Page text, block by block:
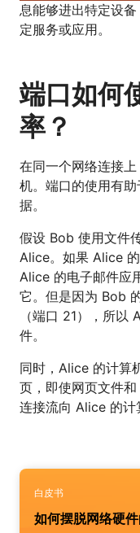
息能够进出特定设
定服务或应用。
端口如何
率？
在同一个网络连接
机。端口的使用有
据。
假设 Bob 使用文件
Alice。如果 Alice
Alice 的电子邮件应
它。但是因为 Bob
（端口 21），所以
件。
同时，Alice 的计算
页，即使网页文件
连接流向 Alice 的计
白皮书
如何摆脱网络硬